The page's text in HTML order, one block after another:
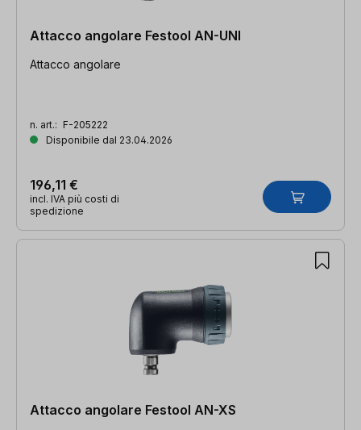
Attacco angolare Festool AN-UNI
Attacco angolare
n. art.: F-205222
Disponibile dal 23.04.2026
196,11 €
incl. IVA più costi di
spedizione
Attacco angolare Festool AN-XS